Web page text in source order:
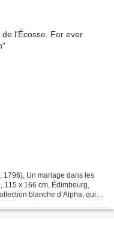
1796), Un mariage dans les
x 166 cm, Édimbourg,
blanche d’Alpha, qui a